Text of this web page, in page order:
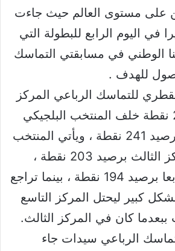
على مستوى العالم حيث جاءت
في اليوم الرابع للبطولة التي
الوطني في مسابقتي التماسك
للهدف .
للتماسك الرباعي المركز
الثاني برصيد 222 نقطة خلف المنتخب البلجيكي
صاحب الصدارة برصيد 241 نقطة ، ويأتي المنتخب
الألماني في المركز الثالث برصيد 203 نقطة ،
ويليه الأمريكي رابعا برصيد 194 نقطة ، بينما تراجع
كبير ليحتل المركز التاسع
كان في المركز الثالث.
الرباعي سيدات جاء